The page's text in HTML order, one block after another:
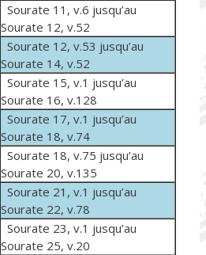
Sourate 11, v.6 jusqu’au
Sourate 12, v.52
Sourate 12, v.53 jusqu’au
Sourate 14, v.52
Sourate 15, v.1 jusqu’au
Sourate 16, v.128
Sourate 17, v.1 jusqu’au
Sourate 18, v.74
Sourate 18, v.75 jusqu’au
Sourate 20, v.135
Sourate 21, v.1 jusqu’au
Sourate 22, v.78
Sourate 23, v.1 jusqu’au
Sourate 25, v.20